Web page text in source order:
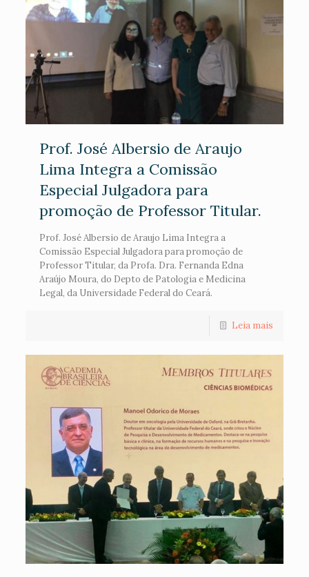
Prof. José Albersio de Araujo
Lima Integra a Comissão
Especial Julgadora para
promoção de Professor Titular.
Prof. José Albersio de Araujo Lima Integra a
Comissão Especial Julgadora para promoção de
Professor Titular, da Profa. Dra. Fernanda Edna
Araújo Moura, do Depto de Patologia e Medicina
Legal, da Universidade Federal do Ceará.
Leia mais